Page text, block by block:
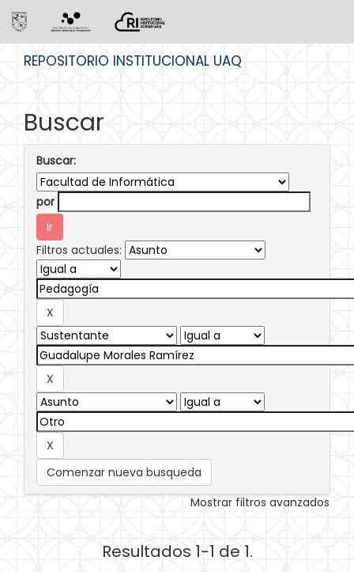
REPOSITORIO INSTITUCIONAL UAQ
Buscar
Buscar:
por
Filtros actuales:
Comenzar nueva busqueda
Mostrar filtros avanzados
Resultados 1-1 de 1.